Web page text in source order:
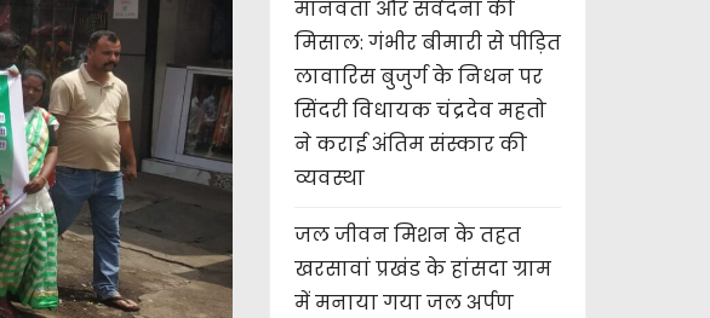
मानवता और संवेदना की
मिसाल: गंभीर बीमारी से पीड़ित
लावारिस बुजुर्ग के निधन पर
सिंदरी विधायक चंद्रदेव महतो
ने कराई अंतिम संस्कार की
व्यवस्था
जल जीवन मिशन के तहत
खरसावां प्रखंड के हांसदा ग्राम
में मनाया गया जल अर्पण